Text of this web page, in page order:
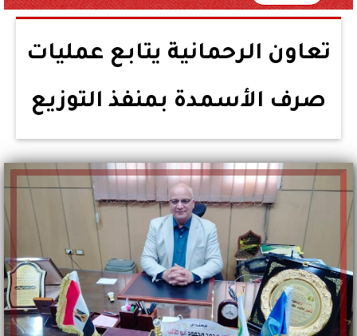
تعاون الرحمانية يتابع عمليات
صرف الأسمدة بمنفذ التوزيع